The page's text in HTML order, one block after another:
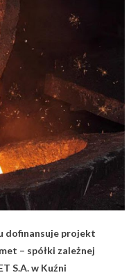
dofinansuje projekt
– spółki zależnej
S.A. w Kuźni